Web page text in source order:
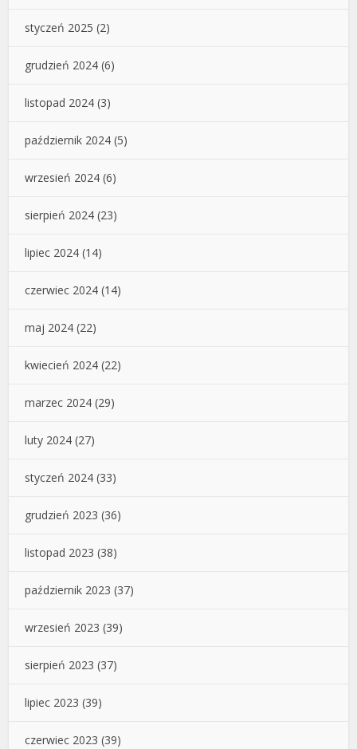
styczeń 2025 (2)
grudzień 2024 (6)
listopad 2024 (3)
październik 2024 (5)
wrzesień 2024 (6)
sierpień 2024 (23)
lipiec 2024 (14)
czerwiec 2024 (14)
maj 2024 (22)
kwiecień 2024 (22)
marzec 2024 (29)
luty 2024 (27)
styczeń 2024 (33)
grudzień 2023 (36)
listopad 2023 (38)
październik 2023 (37)
wrzesień 2023 (39)
sierpień 2023 (37)
lipiec 2023 (39)
czerwiec 2023 (39)